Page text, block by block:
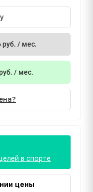
/ мес.
/ мес.
в спорте
цены